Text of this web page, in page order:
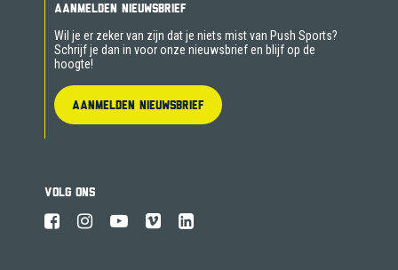
AANMELDEN NIEUWSBRIEF
Wil je er zeker van zijn dat je niets mist van Push Sports?
Schrijf je dan in voor onze nieuwsbrief en blijf op de
hoogte!
AANMELDEN NIEUWSBRIEF
VOLG ONS